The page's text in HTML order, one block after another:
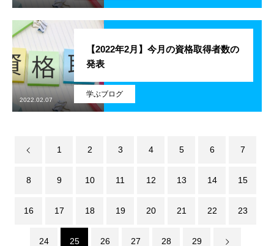
ホーム 企業 事業 業務 待遇 ブログ インタビュー
学ぶブログ
【2022年2月】今月の資格取得者数の
発表
2022.02.07
1 2 3 4 5 6 7
8 9 10 11 12 13 14 15
16 17 18 19 20 21 22 23
24 25 26 27 28 29